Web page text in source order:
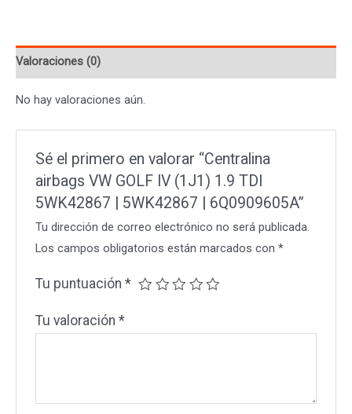
1.9
TDI
|
5WK42867
6Q0909605A
Valoraciones (0)
No hay valoraciones aún.
Sé el primero en valorar “Centralina
airbags VW GOLF IV (1J1) 1.9 TDI
5WK42867 | 5WK42867 | 6Q0909605A”
Tu dirección de correo electrónico no será publicada.
Los campos obligatorios están marcados con*
Tu puntuación*
Tu valoración*